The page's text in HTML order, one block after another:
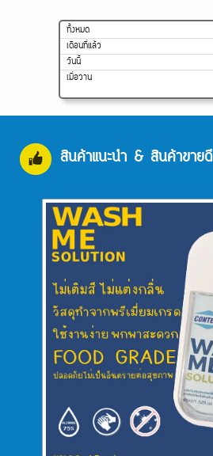
ทั้งหมด
เดือนที่แล้ว
วันนี้
เมื่อวาน
สินค้าแนะนำ & สินค้าขายดี